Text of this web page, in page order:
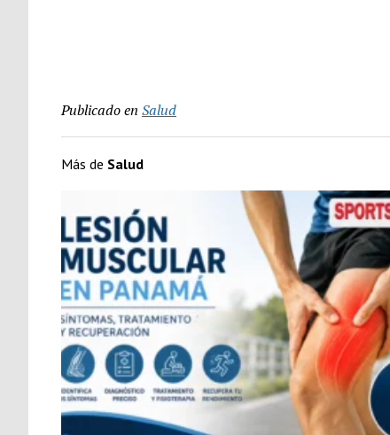
Publicado en Salud
Más de Salud